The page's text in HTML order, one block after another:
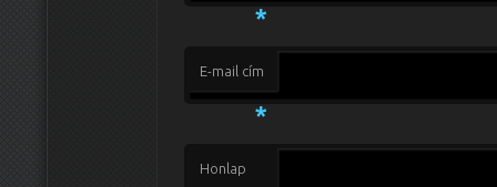
*
E-mail cím
*
Honlap